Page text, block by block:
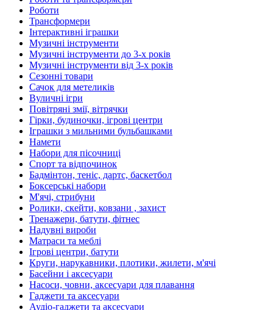
Роботи
Трансформери
Інтерактивні іграшки
Музичні інструменти
Музичні інструменти до 3-х років
Музичні інструменти від 3-х років
Сезонні товари
Сачок для метеликів
Вуличні ігри
Повітряні змії, вітрячки
Гірки, будиночки, ігрові центри
Іграшки з мильними бульбашками
Намети
Набори для пісочниці
Спорт та відпочинок
Бадмінтон, теніс, дартс, баскетбол
Боксерські набори
М'ячі, стрибуни
Ролики, скейти, ковзани , захист
Тренажери, батути, фітнес
Надувні вироби
Матраси та меблі
Ігрові центри, батути
Круги, нарукавники, плотики, жилети, м'ячі
Басейни і аксесуари
Насоси, човни, аксесуари для плавання
Гаджети та аксесуари
Аудіо-гаджети та аксесуари